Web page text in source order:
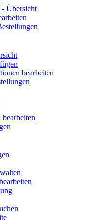
- Übersicht
bearbeiten